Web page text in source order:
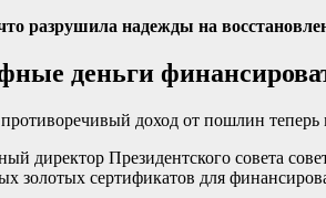
разрушила надежды на
деньги
доход от пошлин
директор Президентского совета
золотых сертификатов для